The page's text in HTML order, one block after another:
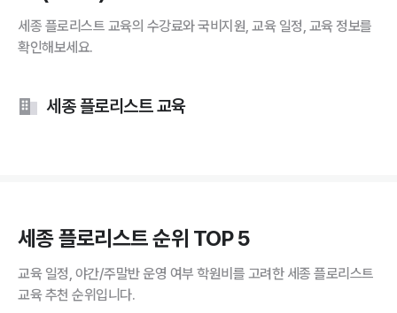
세종 플로리스트 교육의 수강료와 국비지원, 교육 일정, 교육 정보를
확인해보세요.
세종 플로리스트 교육
세종 플로리스트 순위 TOP 5
교육 일정, 야간/주말반 운영 여부 학원비를 고려한 세종 플로리스트
교육 추천 순위입니다.